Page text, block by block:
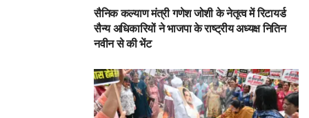
सैनिक कल्याण मंत्री गणेश जोशी के नेतृत्व में रिटायर्ड
सैन्य अधिकारियों ने भाजपा के राष्ट्रीय अध्यक्ष नितिन
नवीन से की भेंट